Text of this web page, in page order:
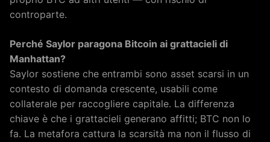
controparte.
Perché Saylor paragona Bitcoin ai grattacieli di
Manhattan?
Saylor sostiene che entrambi sono asset scarsi in un
contesto di domanda crescente, usabili come
collaterale per raccogliere capitale. La differenza
chiave è che i grattacieli generano affitti; BTC non lo
fa. La metafora cattura la scarsità ma non il flusso di